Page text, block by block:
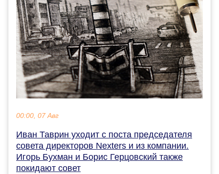
00:00, 07 Авг
Иван Таврин уходит с поста председателя
совета директоров Nexters и из компании.
Игорь Бухман и Борис Герцовский также
покидают совет